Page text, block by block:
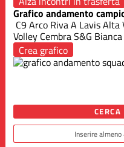
Grafico andamento
C9 Arco Riva A LavisAlta
Volley Cembra S&G Bianca
Crea grafico